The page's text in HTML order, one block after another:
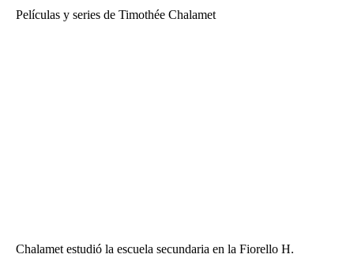
Películas y series de Timothée Chalamet
Chalamet estudió la escuela secundaria en la Fiorello H.